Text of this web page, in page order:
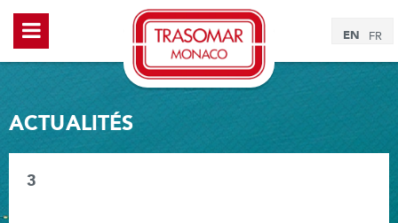
EN FR
ACTUALITÉS
3